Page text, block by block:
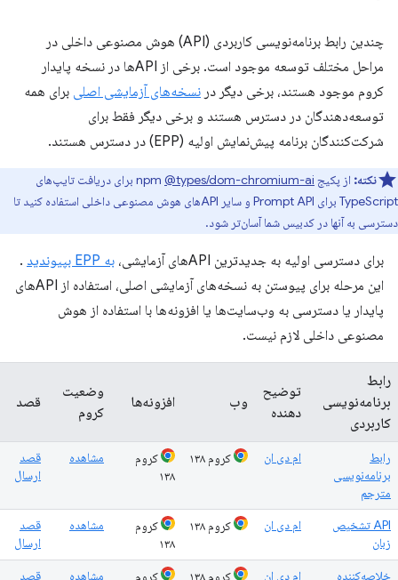
چندین رابط برنامه‌نویسی کاربردی (API) هوش مصنوعی داخلی در
مراحل مختلف توسعه موجود است. برخی از APIها در نسخه پایدار
کروم موجود هستند، برخی دیگر در نسخه‌های آزمایشی اصلی برای همه
توسعه‌دهندگان در دسترس هستند و برخی دیگر فقط برای
شرکت‌کنندگان برنامه پیش‌نمایش اولیه (EPP) در دسترس هستند.
نکته: از پکیج npm @types/dom-chromium-ai
برای دریافت تایپ‌های
TypeScript برای Prompt API و سایر APIهای هوش مصنوعی داخلی استفاده کنید تا
دسترسی به آنها در کدبیس شما آسان‌تر شود.
برای دسترسی اولیه به جدیدترین APIهای آزمایشی، به EPP بپیوندید
.
این مرحله برای پیوستن به نسخه‌های آزمایشی اصلی، استفاده از APIهای
پایدار یا دسترسی به وب‌سایت‌ها یا افزونه‌ها با استفاده از هوش
مصنوعی داخلی لازم نیست.
رابط
برنامه‌نویسی
کاربردی
توضیح
دهنده
وب افزونه‌ها
وضعیت
کروم
قصد
رابط
برنامه‌نویسی
مترجم
ام دی ان کروم ۱۳۸
کروم
۱۳۸
مشاهده
قصد
ارسال
API تشخیص
زبان
ام دی ان کروم ۱۳۸
کروم
۱۳۸
مشاهده
قصد
ارسال
خلاصه‌کننده
ام دی ان کروم ۱۳۸
کروم
مشاهده
قصد